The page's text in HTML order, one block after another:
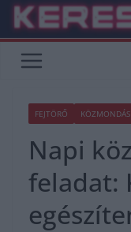
Skip
content
FEJTÖRŐ KÖZMONDÁS
Napi
feladat: